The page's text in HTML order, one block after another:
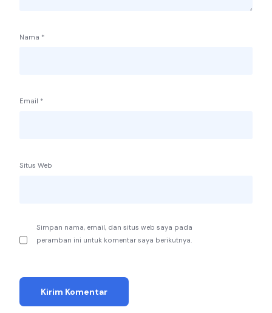
Nama *
Email *
Situs Web
Simpan nama, email, dan situs web saya pada
peramban ini untuk komentar saya berikutnya.